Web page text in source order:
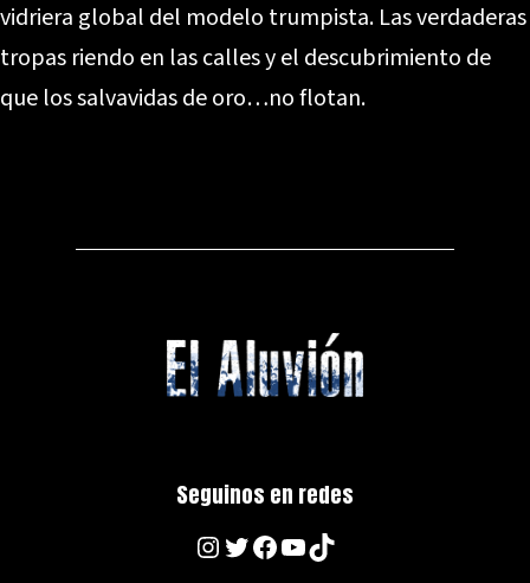
vidriera global del modelo trumpista. Las verdaderas
tropas riendo en las calles y el descubrimiento de
que los salvavidas de oro…no flotan.
Seguinos en redes
Instagram
Twitter
Facebook
YouTube
TikTok